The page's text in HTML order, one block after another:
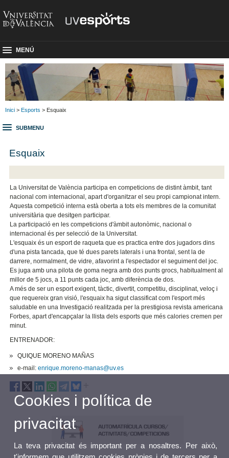
MENÚ
Inici > Esports > Esquaix
SUBMENU
Esquaix
La Universitat de València participa en competicions de distint àmbit, tant
nacional com internacional, apart d'organitzar el seu propi campionat intern.
Aquesta competició interna està oberta a tots els membres de la comunitat
universitària que desitgen participar.
La participació en les competicions d'àmbit autonòmic, nacional o
internacional és per selecció de la Universitat.
L'esquaix és un esport de raqueta que es practica entre dos jugadors dins
d'una pista tancada, que té dues parets laterals i una frontal, sent la de
darrere, normalment, de vidre, afavorint a l'espectador el seguiment del joc.
Es juga amb una pilota de goma negra amb dos punts grocs, habitualment al
millor de 5 jocs, a 11 punts cada joc, amb diferència de dos.
A més de ser un esport exigent, tàctic, divertit, competitiu, disciplinat, veloç i
que requereix gran visió, l'esquaix ha sigut classificat com l'esport més
saludable en una Investigació realitzada per la prestigiosa revista americana
Forbes, apart d'encapçalar la llista dels esports que més calories cremen per
minut.
ENTRENADOR:
QUIQUE MORENO MAÑAS
e-mail: enrique.moreno-manas@uv.es
Cookies i política de
privacitat
La teva privacitat és important per a nosaltres. Per això,